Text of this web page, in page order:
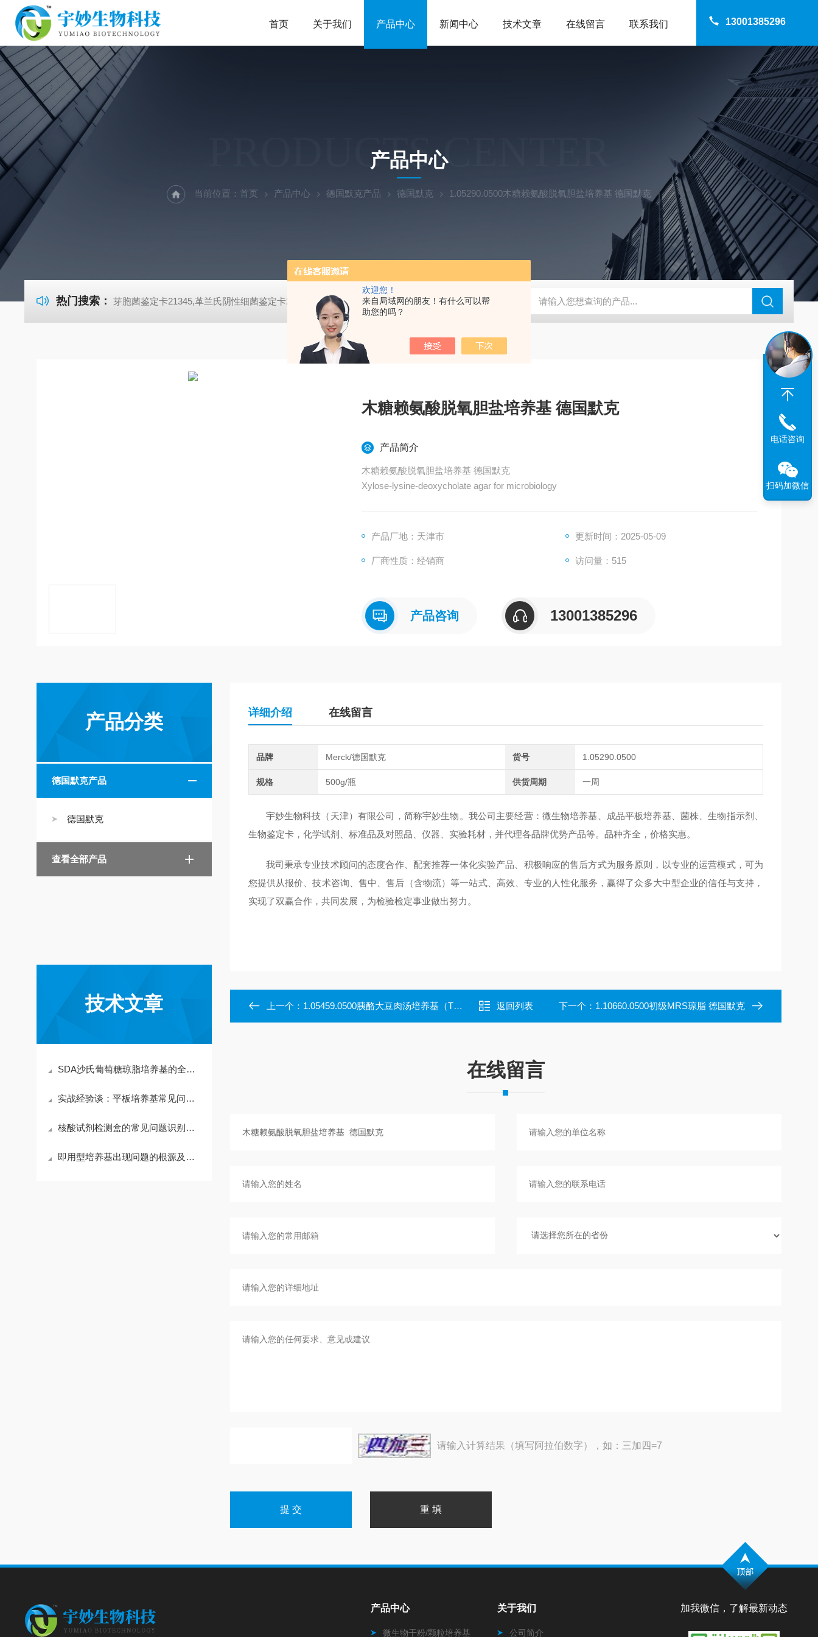
欢迎您！
来自局域网的朋友！有什么可以帮
助您的吗？
13001385296
首页 关于我们 产品中心 新闻中心 技术文章 在线留言 联系我们
PRODUCTS CENTER
产品中心
当前位置： 首页 产品中心 德国默克产品 德国默克 1.05290.0500木糖赖氨酸脱氧胆盐培养基 德国默克
热门搜索： 芽胞菌鉴定卡21345,革兰氏阴性细菌鉴定卡21341,革兰氏阳性细菌鉴定卡21342,TSA胰酪大豆胨琼脂培养基,SDA沙氏葡萄糖琼脂培养基 芽胞菌鉴定卡21345,革兰氏阴性细菌鉴定卡21341,革兰氏阳性细菌鉴定卡21342,TSA胰酪大豆胨琼脂培养基,SDA沙氏葡萄糖琼脂培养基 芽胞菌鉴定卡21345,革兰氏阴性细菌鉴定卡21341,革兰氏阳性细菌鉴定卡21342,TSA胰酪大豆胨琼脂培养基,SDA沙氏葡萄糖琼脂培养基 芽胞菌鉴定卡21345,革兰氏阴性细菌鉴定卡21341,革兰氏阳性细菌鉴定卡21342,TSA胰酪大豆胨琼脂培养基,SDA沙氏葡萄糖琼脂培养基 芽胞菌鉴定卡21345,革兰氏阴性细菌鉴定卡21341,革兰氏阳性细菌鉴定卡21342,TSA胰酪大豆胨琼脂培养基,SDA沙氏葡萄糖琼脂培养基 芽胞菌鉴定卡21345,革兰氏阴性细菌鉴定卡21341,革兰氏阳性细菌鉴定卡21342,TSA胰酪大豆胨琼脂培养基,SDA沙氏葡萄糖琼脂培养基 芽胞菌鉴定卡21345,革兰氏阴性细菌鉴定卡21341,革兰氏阳性细菌鉴定卡21342,TSA胰酪大豆胨琼脂培养基,SDA沙氏葡萄糖琼脂培养基 芽胞菌鉴定卡21345,革兰氏阴性细菌鉴定卡21341,革兰氏阳性细菌鉴定卡21342,TSA胰酪大豆胨琼脂培养基,SDA沙氏葡萄糖琼脂培养基 芽胞菌鉴定卡21345,革兰氏阴性细菌鉴定卡21341,革兰氏阳性细菌鉴定卡21342,TSA胰酪大豆胨琼脂培养基,SDA沙氏葡萄糖琼脂培养基 芽胞菌鉴定卡21345,革兰氏阴性细菌鉴定卡21341,革兰氏阳性细菌鉴定卡21342,TSA胰酪大豆胨琼脂培养基,SDA沙氏葡萄糖琼脂培养基 芽胞菌鉴定卡21345,革兰氏阴性细菌鉴定卡21341,革兰氏阳性细菌鉴定卡21342,TSA胰酪大豆胨琼脂培养基,SDA沙氏葡萄糖琼脂培养基 芽胞菌鉴定卡21345,革兰氏阴性细菌鉴定卡21341,革兰氏阳性细菌鉴定卡21342,TSA胰酪大豆胨琼脂培养基,SDA沙氏葡萄糖琼脂培养基 芽胞菌鉴定卡21345,革兰氏阴性细菌鉴定卡21341,革兰氏阳性细菌鉴定卡21342,TSA胰酪大豆胨琼脂培养基,SDA沙氏葡萄糖琼脂培养基 芽胞菌鉴定卡21345,革兰氏阴性细菌鉴定卡21341,革兰氏阳性细菌鉴定卡21342,TSA胰酪大豆胨琼脂培养基,SDA沙氏葡萄糖琼脂培养基 芽胞菌鉴定卡21345,革兰氏阴性细菌鉴定卡21341,革兰氏阳性细菌鉴定卡21342,TSA胰酪大豆胨琼脂培养基,SDA沙氏葡萄糖琼脂培养基 芽胞菌鉴定卡21345,革兰氏阴性细菌鉴定卡21341,革兰氏阳性细菌鉴定卡21342,TSA胰酪大豆胨琼脂培养基,SDA沙氏葡萄糖琼脂培养基
木糖赖氨酸脱氧胆盐培养基 德国默克
产品简介
木糖赖氨酸脱氧胆盐培养基 德国默克
Xylose-lysine-deoxycholate agar for microbiology
产品厂地：天津市 更新时间：2025-05-09
厂商性质：经销商 访问量：515
产品咨询 13001385296
产品分类
德国默克产品
德国默克
查看全部产品
技术文章
SDA沙氏葡萄糖琼脂培养基的全周期存放要点分享
实战经验谈：平板培养基常见问题与高效解决技巧
核酸试剂检测盒的常见问题识别与应对方法分享
即用型培养基出现问题的根源及针对性措施介绍
详细介绍 在线留言
品牌 Merck/德国默克 货号 1.05290.0500
规格 500g/瓶 供货周期 一周
宇妙生物科技（天津）有限公司，简称宇妙生物。我公司主要经营：微生物培养基、成品平板培养基、菌株、生物指示剂、
生物鉴定卡，化学试剂、标准品及对照品、仪器、实验耗材，并代理各品牌优势产品等。品种齐全，价格实惠。
我司秉承专业技术顾问的态度合作、配套推荐一体化实验产品、积极响应的售后方式为服务原则，以专业的运营模式，可为
您提供从报价、技术咨询、售中、售后（含物流）等一站式、高效、专业的人性化服务，赢得了众多大中型企业的信任与支持，
实现了双赢合作，共同发展，为检验检定事业做出努力。
上一个： 1.05459.0500胰酪大豆肉汤培养基（TSB） 德国默克 返回列表 下一个： 1.10660.0500初级MRS琼脂 德国默克
在线留言
请输入计算结果（填写阿拉伯数字），如：三加四=7
加我微信，了解最新动态
产品中心
微生物干粉/颗粒培养基
关于我们
公司简介
电话咨询
扫码加微信